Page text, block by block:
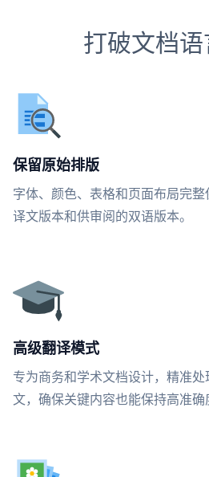
打破文档
保留原始排版
字体、颜色、表格和页面布局完
译文版本和供审阅的双语版本。
高级翻译模式
专为商务和学术文档设计，精准
文，确保关键内容也能保持高准确